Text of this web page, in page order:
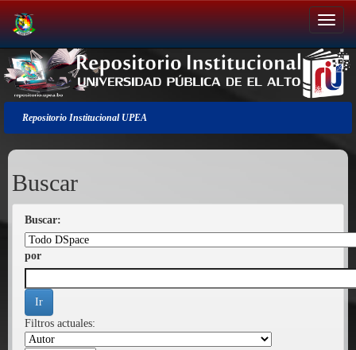
Salir
de
la
navegación
Repositorio Institucional UPEA
Buscar
Buscar:
por
Filtros actuales: